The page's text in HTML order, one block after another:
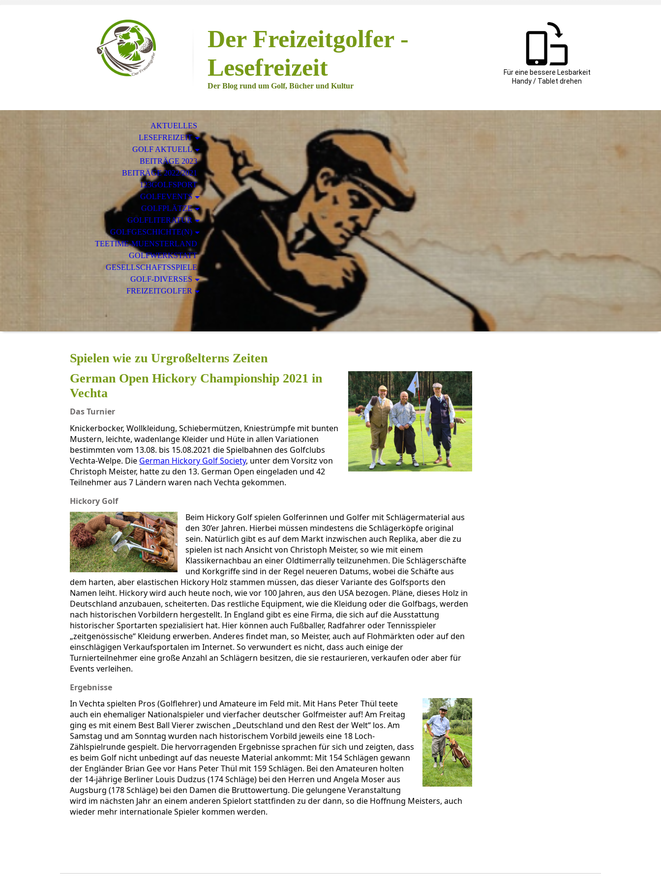
Der Freizeitgolfer -
Lesefreizeit
Der Blog rund um Golf, Bücher und Kultur
Für eine bessere Lesbarkeit
Handy / Tablet drehen
AKTUELLES
LESEFREIZEIT
GOLF AKTUELL
BEITRÄGE 2023
BEITRÄGE 2022/2021
123GOLFSPORT
GOLFEVENTS
GOLFPLÄTZE
GOLFLITERATUR
GOLFGESCHICHTE(N)
TEETIME-MUENSTERLAND
GOLFWERKSTATT
GESELLSCHAFTSSPIELE
GOLF-DIVERSES
FREIZEITGOLFER
Spielen wie zu Urgroßelterns Zeiten
German Open Hickory Championship 2021 in
Vechta
Das Turnier
Knickerbocker, Wollkleidung, Schiebermützen, Kniestrümpfe mit bunten
Mustern, leichte, wadenlange Kleider und Hüte in allen Variationen
bestimmten vom 13.08. bis 15.08.2021 die Spielbahnen des Golfclubs
Vechta-Welpe. Die German Hickory Golf Society, unter dem Vorsitz von
Christoph Meister, hatte zu den 13. German Open eingeladen und 42
Teilnehmer aus 7 Ländern waren nach Vechta gekommen.
Hickory Golf
Beim Hickory Golf spielen Golferinnen und Golfer mit Schlägermaterial aus
den 30’er Jahren. Hierbei müssen mindestens die Schlägerköpfe original
sein. Natürlich gibt es auf dem Markt inzwischen auch Replika, aber die zu
spielen ist nach Ansicht von Christoph Meister, so wie mit einem
Klassikernachbau an einer Oldtimerrally teilzunehmen. Die Schlägerschäfte
und Korkgriffe sind in der Regel neueren Datums, wobei die Schäfte aus
dem harten, aber elastischen Hickory Holz stammen müssen, das dieser Variante des Golfsports den
Namen leiht. Hickory wird auch heute noch, wie vor 100 Jahren, aus den USA bezogen. Pläne, dieses Holz in
Deutschland anzubauen, scheiterten. Das restliche Equipment, wie die Kleidung oder die Golfbags, werden
nach historischen Vorbildern hergestellt. In England gibt es eine Firma, die sich auf die Ausstattung
historischer Sportarten spezialisiert hat. Hier können auch Fußballer, Radfahrer oder Tennisspieler
„zeitgenössische“ Kleidung erwerben. Anderes findet man, so Meister, auch auf Flohmärkten oder auf den
einschlägigen Verkaufsportalen im Internet. So verwundert es nicht, dass auch einige der
Turnierteilnehmer eine große Anzahl an Schlägern besitzen, die sie restaurieren, verkaufen oder aber für
Events verleihen.
Ergebnisse
In Vechta spielten Pros (Golflehrer) und Amateure im Feld mit. Mit Hans Peter Thül teete
auch ein ehemaliger Nationalspieler und vierfacher deutscher Golfmeister auf! Am Freitag
ging es mit einem Best Ball Vierer zwischen „Deutschland und den Rest der Welt“ los. Am
Samstag und am Sonntag wurden nach historischem Vorbild jeweils eine 18 Loch-
Zählspielrunde gespielt. Die hervorragenden Ergebnisse sprachen für sich und zeigten, dass
es beim Golf nicht unbedingt auf das neueste Material ankommt: Mit 154 Schlägen gewann
der Engländer Brian Gee vor Hans Peter Thül mit 159 Schlägen. Bei den Amateuren holten
der 14-jährige Berliner Louis Dudzus (174 Schläge) bei den Herren und Angela Moser aus
Augsburg (178 Schläge) bei den Damen die Bruttowertung. Die gelungene Veranstaltung
wird im nächsten Jahr an einem anderen Spielort stattfinden zu der dann, so die Hoffnung Meisters, auch
wieder mehr internationale Spieler kommen werden.